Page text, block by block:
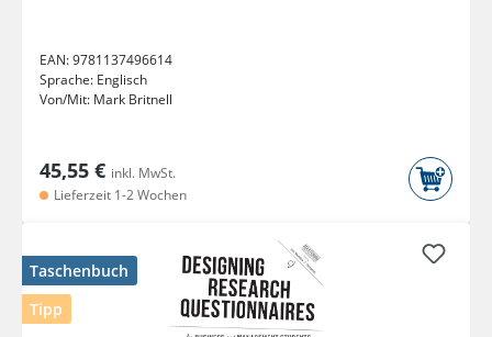
EAN:9781137496614
Sprache: Englisch
Von/Mit: Mark Britnell
45,55 € inkl. MwSt.
Lieferzeit 1-2 Wochen
Taschenbuch
Tipp